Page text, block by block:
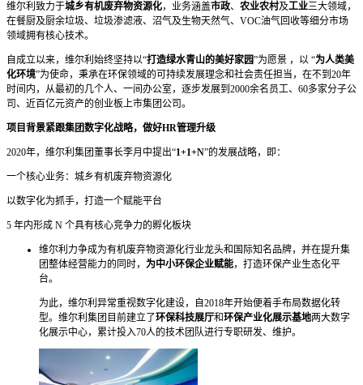
维尔利致力于城乡有机废弃物资源化，业务涵盖市政、 农业农村及工业三大领域，
在餐厨及厨余垃圾、垃圾渗滤液、沼气及生物天然气、VOC油气回收等细分市场
领域拥有核心技术。
自成立以来，维尔利始终坚持以“打造绿水青山的美好家园”为愿景 ，以 “为人类美
化环境”为使命，秉承在环保领域的可持续发展理念和社会责任担当，在不到20年
时间内，从最初的几个人、一间办公室，逐步发展到2000余名员工、60多家分子公
司、近百亿元资产的创业板上市集团公司。
项目背景紧跟集团数字化战略，做好HR管理升级
2020年，维尔利集团董事长李月中提出“1+1+N”的发展战略，即：
一个核心业务：城乡有机废弃物资源化
以数字化为抓手，打造一个赋能平台
5 年内形成 N 个具有核心竞争力的孵化板块
维尔利力争成为有机废弃物资源化行业龙头和国际知名品牌，并在提升集
团整体经营能力的同时， 为中小环保企业赋能，打造环保产业生态化平
台。
为此，维尔利异常重视数字化建设，自2018年开始便着手布局数据化转
型。维尔利集团目前建立了环保科技展厅和环保产业化展示基地两大数字
化展示中心，累计投入70人的技术团队进行专职研发、维护。